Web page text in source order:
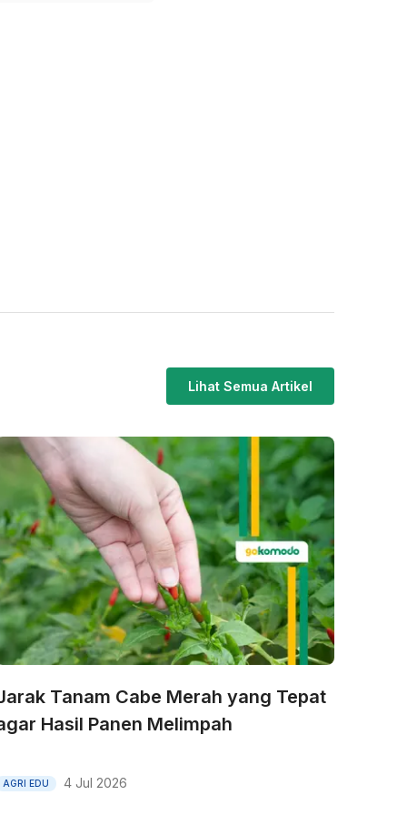
Lihat Semua Artikel
Tanam Cabe Merah yang Tepat
Hasil Panen Melimpah
AGRI EDU 4 Jul 2026